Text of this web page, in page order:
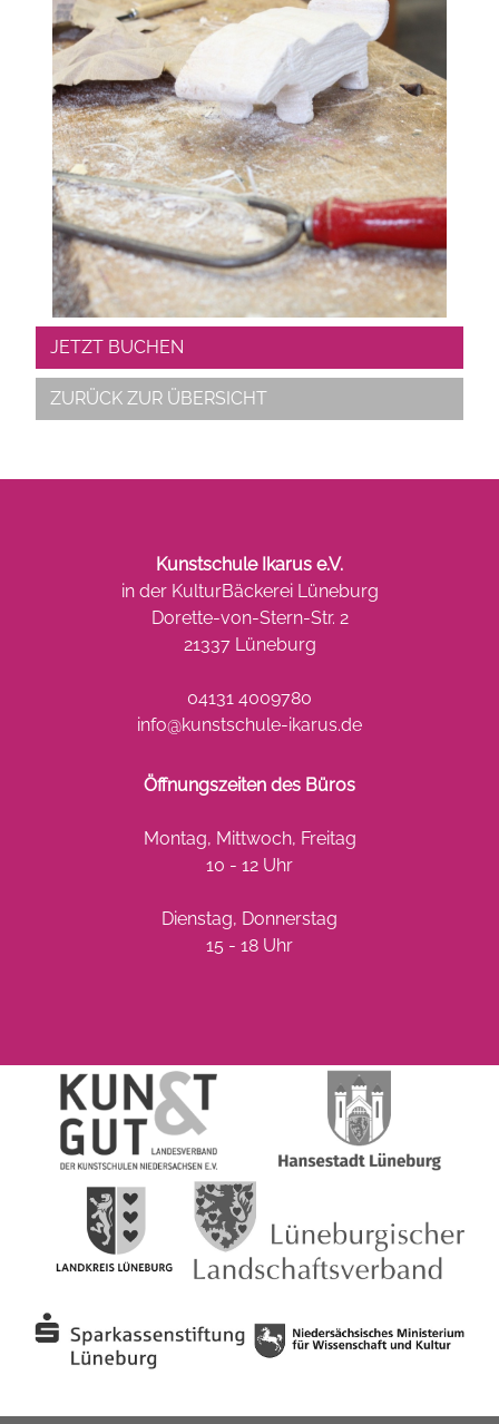
JETZT BUCHEN
ZURÜCK ZUR ÜBERSICHT
Kunstschule Ikarus e.V.
in der KulturBäckerei Lüneburg
Dorette-von-Stern-Str. 2
21337 Lüneburg
04131 4009780
info@kunstschule-ikarus.de
Öffnungszeiten des Büros
Montag, Mittwoch, Freitag
10 - 12 Uhr
Dienstag, Donnerstag
15 - 18 Uhr